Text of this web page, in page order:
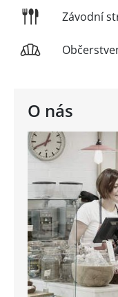
O nás
Závodní